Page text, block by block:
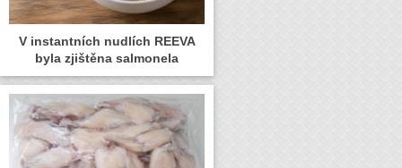
V instantních nudlích REEVA
byla zjištěna salmonela